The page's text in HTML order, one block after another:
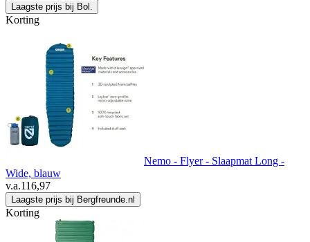
Laagste prijs bij Bol.
Korting
Nemo - Flyer - Slaapmat Long -
Wide, blauw
v.a.116,97
Laagste prijs bij Bergfreunde.nl
Korting